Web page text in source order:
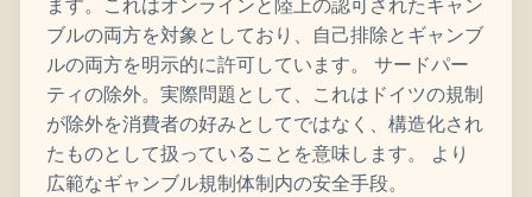
ます。これはオンラインと陸上の認可されたギャン
ブルの両方を対象としており、自己排除とギャンブ
ルの両方を明示的に許可しています。 サードパー
ティの除外。実際問題として、これはドイツの規制
が除外を消費者の好みとしてではなく、構造化され
たものとして扱っていることを意味します。 より
広範なギャンブル規制体制内の安全手段。